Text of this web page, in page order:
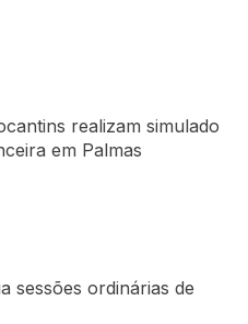
realizam simulado
em Palmas
sessões ordinárias de